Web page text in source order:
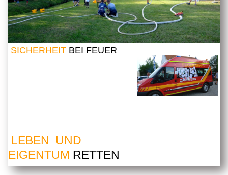
SICHERHEIT BEI FEUER
LEBEN UND
EIGENTUM RETTEN